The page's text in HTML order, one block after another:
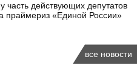
часть действующих депутатов
«Единой России»
все новости